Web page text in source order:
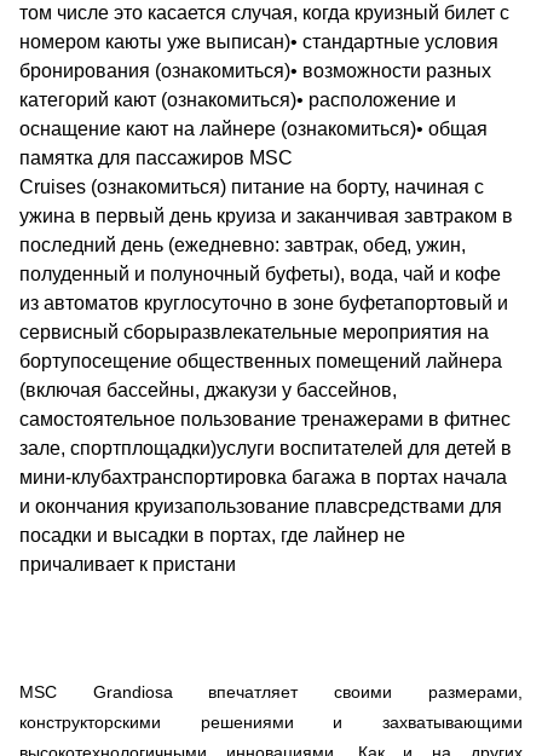
MSC Grandiosa впечатляет своими размерами,
конструкторскими решениями и захватывающими
высокотехнологичными инновациями. Как и на других
том числе это касается случая, когда круизный билет с
номером каюты уже выписан)• стандартные условия
бронирования (ознакомиться)• возможности разных
категорий кают (ознакомиться)• расположение и
оснащение кают на лайнере (ознакомиться)• общая
памятка для пассажиров MSC
Cruises (ознакомиться) питание на борту, начиная с
ужина в первый день круиза и заканчивая завтраком в
последний день (ежедневно: завтрак, обед, ужин,
полуденный и полуночный буфеты), вода, чай и кофе
из автоматов круглосуточно в зоне буфетапортовый и
сервисный сборыразвлекательные мероприятия на
бортупосещение общественных помещений лайнера
(включая бассейны, джакузи у бассейнов,
самостоятельное пользование тренажерами в фитнес
зале, спортплощадки)услуги воспитателей для детей в
мини-клубахтранспортировка багажа в портах начала
и окончания круизапользование плавсредствами для
посадки и высадки в портах, где лайнер не
причаливает к пристани